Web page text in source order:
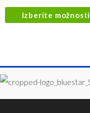
Izberite možnosti